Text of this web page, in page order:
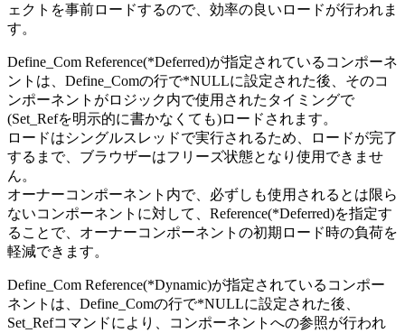
ェクトを事前ロードするので、効率の良いロードが行われま
す。
Define_Com Reference(*Deferred)が指定されているコンポーネ
ントは、Define_Comの行で*NULLに設定された後、そのコ
ンポーネントがロジック内で使用されたタイミングで
(Set_Refを明示的に書かなくても)ロードされます。
ロードはシングルスレッドで実行されるため、ロードが完了
するまで、ブラウザーはフリーズ状態となり使用できませ
ん。
オーナーコンポーネント内で、必ずしも使用されるとは限ら
ないコンポーネントに対して、Reference(*Deferred)を指定す
ることで、オーナーコンポーネントの初期ロード時の負荷を
軽減できます。
Define_Com Reference(*Dynamic)が指定されているコンポー
ネントは、Define_Comの行で*NULLに設定された後、
Set_Refコマンドにより、コンポーネントへの参照が行われ